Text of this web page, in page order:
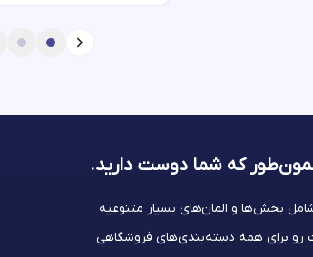
که شما دوست دارید.
بخش‌ها و المان‌های بسیار متنوعیه
برای همه دسته‌بندی‌های فروشگاهی